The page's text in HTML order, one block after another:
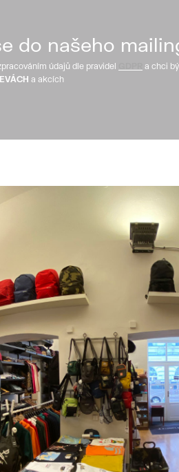
do našeho
údajů dle pravidel
a chci
a akcích